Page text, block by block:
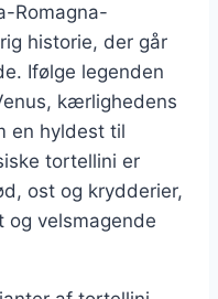
Romagna-
historie, der går
Ifølge legenden
kærlighedens
en hyldest til
tortellini er
ost og krydderier,
og velsmagende